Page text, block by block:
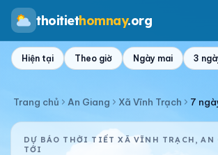
thoitiethomnay.org
Hiện tại Theo giờ Ngày mai 3
Trang chủ An Giang Xã Vĩnh Trạch 7
DỰ BÁO THỜI TIẾT XÃ VĨNH TRẠCH, AN
TỚI